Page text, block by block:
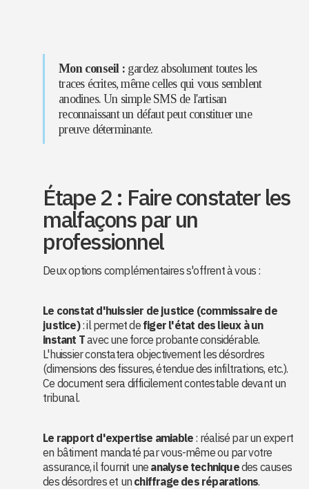
Mon conseil :gardez absolument toutes les
traces écrites, même celles qui vous semblent
anodines. Un simple SMS de l'artisan
reconnaissant un défaut peut constituer une
preuve déterminante.
Étape 2 : Faire constater les
malfaçons par un
professionnel
Deux options complémentaires s'offrent à vous :
Le constat d'huissier de justice (commissaire de
justice): il permet de figer l'état des lieux à un
instant Tavec une force probante considérable.
L'huissier constatera objectivement les désordres
(dimensions des fissures, étendue des infiltrations, etc.).
Ce document sera difficilement contestable devant un
tribunal.
Le rapport d'expertise amiable : réalisé par un expert
en bâtiment mandaté par vous-même ou par votre
assurance, il fournit une analyse techniquedes causes
des désordres et un chiffrage des réparations.